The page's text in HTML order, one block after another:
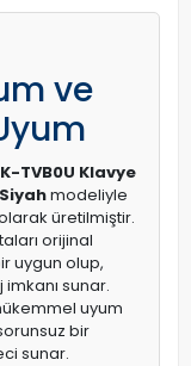
ve
TVB0U Klavye
modeliyle
üretilmiştir.
orijinal
uygun olup,
sunar.
uyum
bir
sunar.